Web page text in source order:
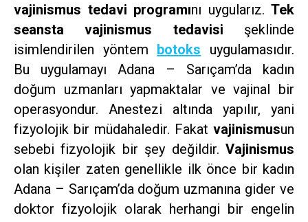
vajinismus tedavi programını uygularız. Tek
seansta vajinismus tedavisi şeklinde
isimlendirilen yöntem botoks uygulamasıdır.
Bu uygulamayı Adana – Sarıçam’da kadın
doğum uzmanları yapmaktalar ve vajinal bir
operasyondur. Anestezi altında yapılır, yani
fizyolojik bir müdahaledir. Fakat vajinismusun
sebebi fizyolojik bir şey değildir. Vajinismus
olan kişiler zaten genellikle ilk önce bir kadın
Adana – Sarıçam’da doğum uzmanına gider ve
doktor fizyolojik olarak herhangi bir engelin